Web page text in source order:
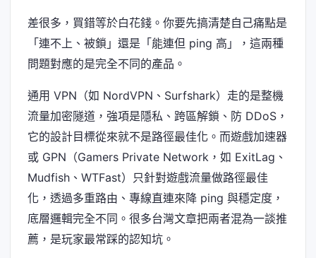
差很多，買錯等於白花錢。你要先搞清楚自己痛點是
「連不上、被鎖」還是「能連但 ping 高」，這兩種
問題對應的是完全不同的產品。
通用 VPN（如 NordVPN、Surfshark）走的是整機
流量加密隧道，強項是隱私、跨區解鎖、防 DDoS，
它的設計目標從來就不是路徑最佳化。而遊戲加速器
或 GPN（Gamers Private Network，如 ExitLag、
Mudfish、WTFast）只針對遊戲流量做路徑最佳
化，透過多重路由、專線直連來降 ping 與穩定度，
底層邏輯完全不同。很多台灣文章把兩者混為一談推
薦，是玩家最常踩的認知坑。